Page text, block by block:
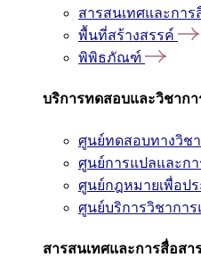
สารสนเทศและการ
พื้นที่สร้างสรรค์
พิพิธภัณฑ์
บริการทดสอบและวิชากา
ศูนย์ทดสอบทางวิช
ศูนย์การแปลและก
ศูนย์กฎหมายเพื่อป
ศูนย์บริการวิชากา
สารสนเทศและการสื่อสา